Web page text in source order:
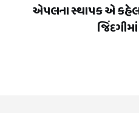
એપલના સ્થાપક એ